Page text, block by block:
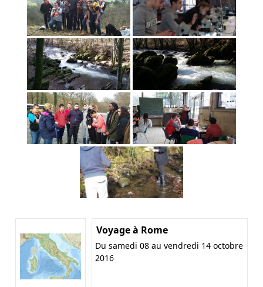
Voyage à Rome
Du samedi 08 au vendredi 14 octobre
2016